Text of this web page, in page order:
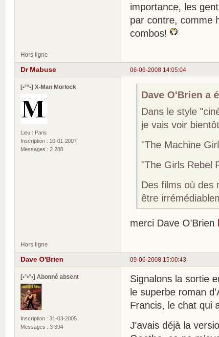
importance, les
par contre, comme
combos!
Hors ligne
06-06-2008 14:05:04
Dr Mabuse
[•°°•] X-Man Morlock
Lieu : Paris
Inscription : 10-01-2007
Messages : 2 288
Dave O'Brien a
Dans le style
je vais voir
"The Machine
"The Girls Rebel
Des films où des
être
merci Dave O'Brien
Hors ligne
09-06-2008 15:00:43
Dave O'Brien
[•°•°•] Abonné absent
Inscription : 31-03-2005
Messages : 3 394
Signalons la sortie
le superbe roman
Francis, le chat qui
J'avais déjà la